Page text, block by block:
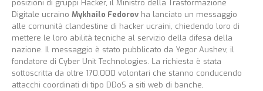
posizioni di gruppi Hacker, il Ministro della Trasformazione
Digitale ucraino Mykhailo Fedorov ha lanciato un messaggio
alle comunità clandestine di hacker ucraini, chiedendo loro di
mettere le loro abilità tecniche al servizio della difesa della
nazione. Il messaggio è stato pubblicato da Yegor Aushev, il
fondatore di Cyber Unit Technologies. La richiesta è stata
sottoscritta da oltre 170.000 volontari che stanno conducendo
attacchi coordinati di tipo DDoS a siti web di banche,